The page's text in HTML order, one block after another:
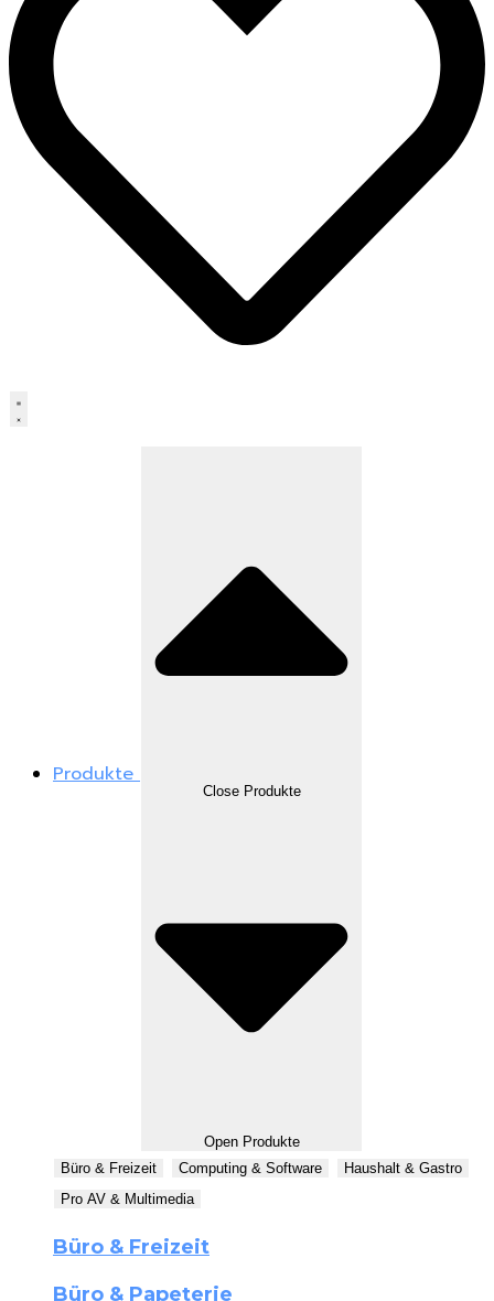
Produkte
Close Produkte
Open Produkte
Büro & Freizeit
Computing & Software
Haushalt & Gastro
Pro AV & Multimedia
Büro & Freizeit
Büro & Papeterie